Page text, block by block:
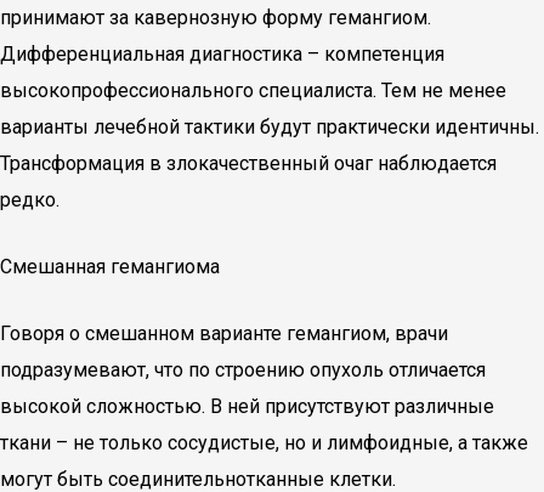
принимают за кавернозную форму гемангиом.
Дифференциальная диагностика – компетенция
высокопрофессионального специалиста. Тем не менее
варианты лечебной тактики будут практически идентичны.
Трансформация в злокачественный очаг наблюдается
редко.
Смешанная гемангиома
Говоря о смешанном варианте гемангиом, врачи
подразумевают, что по строению опухоль отличается
высокой сложностью. В ней присутствуют различные
ткани – не только сосудистые, но и лимфоидные, а также
могут быть соединительнотканные клетки.